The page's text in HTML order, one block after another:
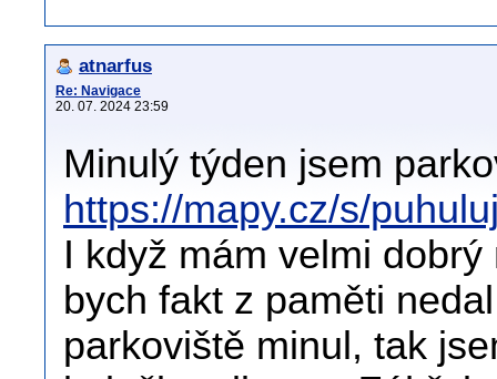
atnarfus
Re: Navigace
20. 07. 2024 23:59
Minulý týden jsem
https://mapy.cz/s/
I když mám velmi
bych fakt z paměti
parkoviště minul, tak